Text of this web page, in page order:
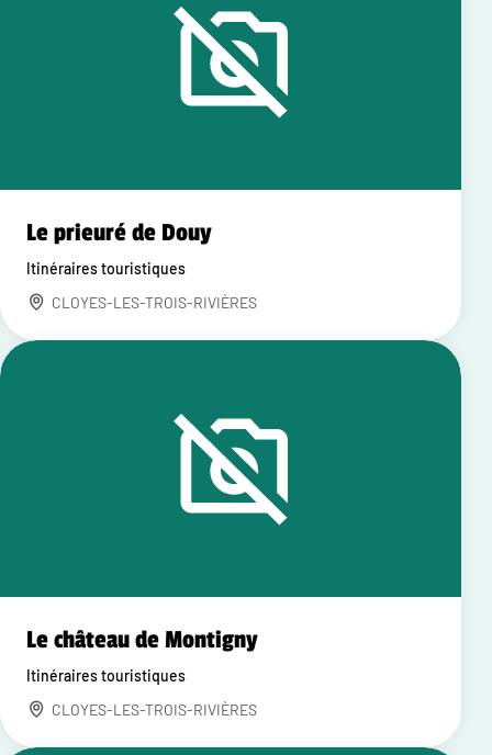
Le prieuré de Douy
Itinéraires touristiques
CLOYES-LES-TROIS-RIVIÈRES
Le château de Montigny
Itinéraires touristiques
CLOYES-LES-TROIS-RIVIÈRES